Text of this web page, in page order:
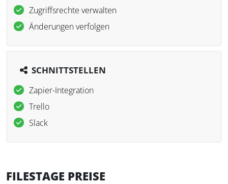
Zugriffsrechte verwalten
Änderungen verfolgen
SCHNITTSTELLEN
Zapier-Integration
Trello
Slack
FILESTAGE PREISE